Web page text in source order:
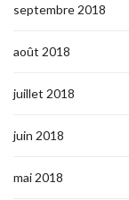
septembre 2018
août 2018
juillet 2018
juin 2018
mai 2018